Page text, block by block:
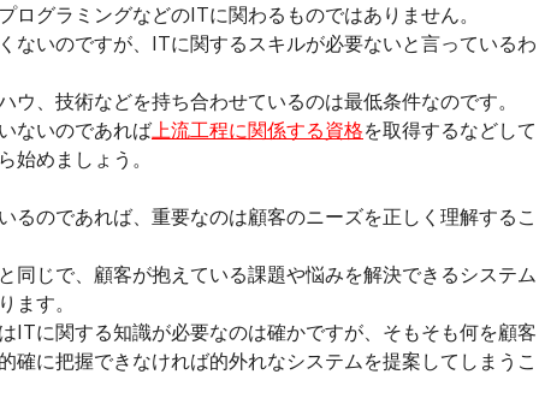
ログラミングなどのITに関わるものではありません。
ないのですが、ITに関するスキルが必要ないと言っているわ
ウ、技術などを持ち合わせているのは最低条件なのです。
ないのであれば上流工程に関係する資格を取得するなどして
始めましょう。
るのであれば、重要なのは顧客のニーズを正しく理解するこ
同じで、顧客が抱えている課題や悩みを解決できるシステム
ます。
ITに関する知識が必要なのは確かですが、そもそも何を顧客
確に把握できなければ的外れなシステムを提案してしまうこ